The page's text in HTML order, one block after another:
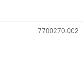
7700270.002